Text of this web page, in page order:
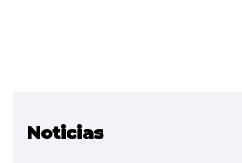
Noticias